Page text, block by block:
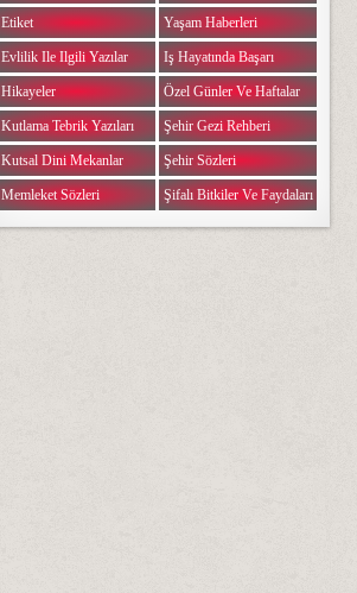
Etiket
Evlilik Ile Ilgili Yazılar
Hikayeler
Kutlama Tebrik Yazıları
Kutsal Dini Mekanlar
Memleket Sözleri
Yaşam Haberleri
Iş Hayatında Başarı
Özel Günler Ve Haftalar
Şehir Gezi Rehberi
Şehir Sözleri
Şifalı Bitkiler Ve Faydaları